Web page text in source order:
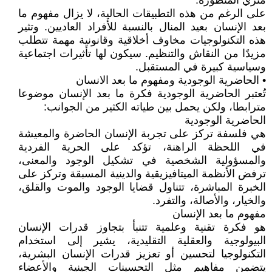
على الرغم من هذه التطبيقات الحالية، لا يزال مفهوم ما
بعد الإنسان بعيد المنال بالنسبة للأفراد العاديين. وتثير
هذه التكنولوجيات مخاوف أخلاقية وقانونية مهمة تتطلب
مزيدًا من النقاش والتنظيم. سيكون لها تأثيرات اجتماعية
وسياسية كبيرة في المستقبل.
• الحاضرية الوجودية ومفهوم ما بعد الانسان
تُعتبر الحاضرية الوجودية فكرة ما بعد الإنسان موضوعا
مترابطا، ولكن يحمل بين طياته الكثير من الجوانب:
الحاضرية الوجودية
هي فلسفة تركز على تجربة الإنسان الحاضرة والمعيشة
في اللحظة الراهنة، تؤكد على الحرية الفردية
والمسؤولية الشخصية في تشكيل الوجود والمعنى،
ترفض الأنظمة الميتافيزيقية والدينية المسبقة وتركز على
الخبرة المباشرة، تتناول قضايا الوجود والموت والقلق،
والخيار، والأصالة، والتفرد.
مفهوم ما بعد الإنسان
هو فكرة تقنية وعلمية تتنبأ بتجاوز قدرات الإنسان
البيولوجية والعقلية التقليدية، يشير إلى استخدام
التكنولوجيا لتحسين أو تعزيز قدرات الإنسان البشرية،
يتضمن مفاهيم مثل التحسينات الجينية والأعضاء